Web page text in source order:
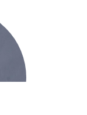
”，结果我们拼命来弥
但没有让我们得到救
——人生本是一种自然的
人来说重要的只有结
逼迫证明自己，完美自